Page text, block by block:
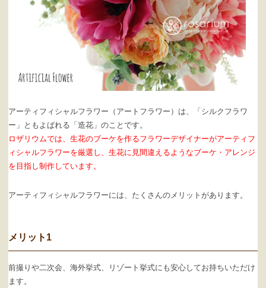
アーティフィシャルフラワー（アートフラワー）は、「シルクフラワ
ー」ともよばれる「造花」のことです。
ロザリウムでは、生花のブーケを作るフラワーデザイナーがアーティフ
ィシャルフラワーを厳選し、生花に見間違えるようなブーケ・アレンジ
を目指し制作しています。
アーティフィシャルフラワーには、たくさんのメリットがあります。
メリット1
前撮りや二次会、海外挙式、リゾート挙式にも安心してお持ちいただけ
ます。